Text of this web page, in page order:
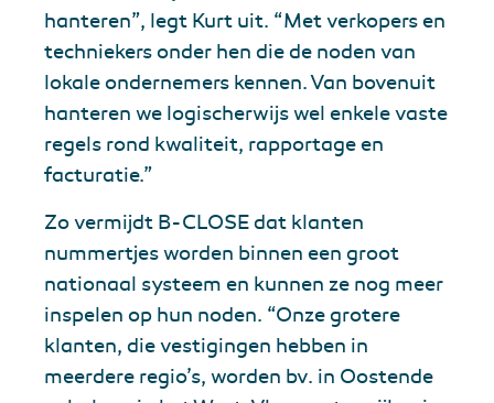
hanteren”, legt Kurt uit. “Met verkopers en
techniekers onder hen die de noden van
lokale ondernemers kennen. Van bovenuit
hanteren we logischerwijs wel enkele vaste
regels rond kwaliteit, rapportage en
facturatie.”
Zo vermijdt B-CLOSE dat klanten
nummertjes worden binnen een groot
nationaal systeem en kunnen ze nog meer
inspelen op hun noden. “Onze grotere
klanten, die vestigingen hebben in
meerdere regio’s, worden bv. in Oostende